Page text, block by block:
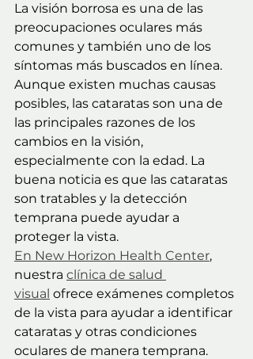
La visión borrosa es una de las
preocupaciones oculares más
comunes y también uno de los
síntomas más buscados en línea.
Aunque existen muchas causas
posibles, las cataratas son una de
las principales razones de los
cambios en la visión,
especialmente con la edad. La
buena noticia es que las cataratas
son tratables y la detección
temprana puede ayudar a
proteger la vista.
En New Horizon Health Center,
nuestra clínica de salud
visual ofrece exámenes completos
de la vista para ayudar a identificar
cataratas y otras condiciones
oculares de manera temprana.